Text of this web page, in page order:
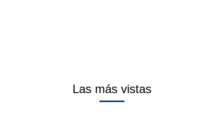
Las más vistas